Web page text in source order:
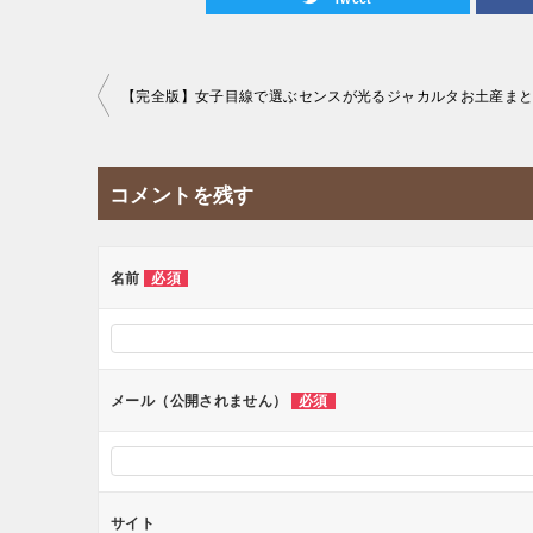
投
ナ
ビ
ー
【完全版】女子目線で選ぶセンスが光るジャカルタお土産ま
コメントを残す
名前 必須
メール（公開されません） 必須
サイト